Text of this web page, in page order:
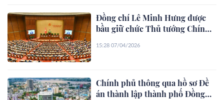
Đồng chí Lê Minh Hưng được
bầu giữ chức Thủ tướng Chính
15:28 07/04/2026
Chính phủ thông qua hồ sơ Đề
án thành lập thành phố Đồng